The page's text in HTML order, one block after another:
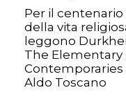
Per il
della vita
leggono
The Elementary
Contemporaries
Aldo Toscano